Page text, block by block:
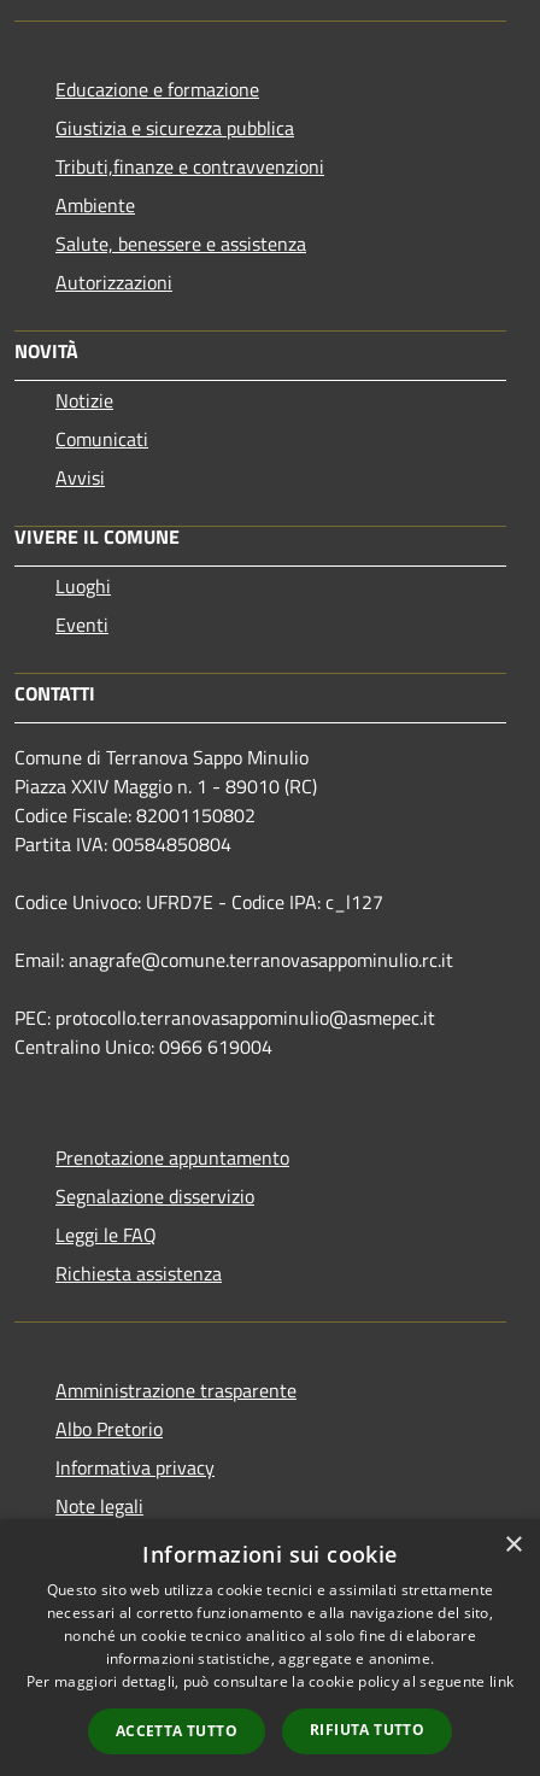
Educazione e formazione
Giustizia e sicurezza pubblica
Tributi,finanze e contravvenzioni
Ambiente
Salute, benessere e assistenza
Autorizzazioni
NOVITÀ
Notizie
Comunicati
Avvisi
VIVERE IL COMUNE
Luoghi
Eventi
CONTATTI
Comune di Terranova Sappo Minulio
Piazza XXIV Maggio n. 1 - 89010 (RC)
Codice Fiscale: 82001150802
Partita IVA: 00584850804
Codice Univoco: UFRD7E - Codice IPA: c_l127
Email: anagrafe@comune.terranovasappominulio.rc.it
PEC: protocollo.terranovasappominulio@asmepec.it
Centralino Unico: 0966 619004
Prenotazione appuntamento
Segnalazione disservizio
Leggi le FAQ
Richiesta assistenza
Amministrazione trasparente
Albo Pretorio
Informativa privacy
Note legali
Dichiarazione di accessibilità
Accessibilità
Copyright © 2026 • Comune di
Terranova Sappo Minulio •
Powered byMunicipium
Accesso redazione
×
Informazioni sui cookie
Questo sito web utilizza cookie tecnici e assimilati strettamente
necessari al corretto funzionamento e alla navigazione del sito,
nonché un cookie tecnico analitico al solo fine di elaborare
informazioni statistiche, aggregate e anonime.
Per maggiori dettagli, può consultare la cookie policy al seguente link
ACCETTA TUTTO RIFIUTA TUTTO